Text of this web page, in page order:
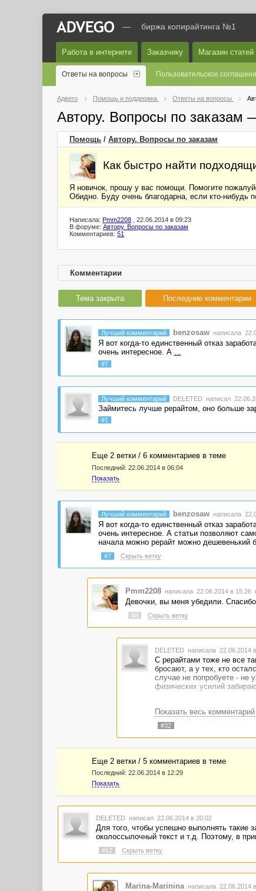
— биржа копирайтинга №1
Работа в интернете Заказчику Магазин статей
Ответы на вопросы Пользовательское
Адвего Помощь и поддержка Ответы на вопросы
Автору. Вопросы по заказам
Помощь / Автору. Вопросы по заказам
Как быстро найти
Я новичок, прошу у вас помощи. Помогите
Обидно. Буду очень благодарна, если кто-нибудь
Написала: Pmm2208 , 22.06.2014 в 09:23
В форуме: Автору. Вопросы по заказам
Комментариев: 51
Комментарии
Тема закрыта Последние комментарии
Лучший комментарий benzosaw написала
Я вот когда-то единственный отказ
очень интересное. А ...
#7
Лучший комментарий DELETED написал
Займитесь лучше рерайтом, оно больше
#1
Еще 2 ветки / 6 комментариев в темe
Последний: 22.06.2014 в 06:04
Показать
Лучший комментарий benzosaw написала
Я вот когда-то единственный отказ
очень интересное. А статьи позволяют
начала можно рерайт можно дешевенький
#7 Скрыть ветку
Pmm2208 написала 22.06.2014 в 15:26
Девочки, вы меня убедили.
#8 Скрыть ветку
DELETED написала 22.06.2014
С рерайтами тоже не все
бросают, а у тех, кто
случае не попробуете - не
физических усилий
Показать весь комментарий
#32
Еще 2 ветки / 5 комментариев в темe
Последний: 22.06.2014 в 12:29
Показать
DELETED написал 22.06.2014 в 20:02
Для того, чтобы успешно выполнять такие
околоссылочный текст и т.д. Поэтому, в
#12 Скрыть ветку
Marina-Marinina написала 22.06.2014